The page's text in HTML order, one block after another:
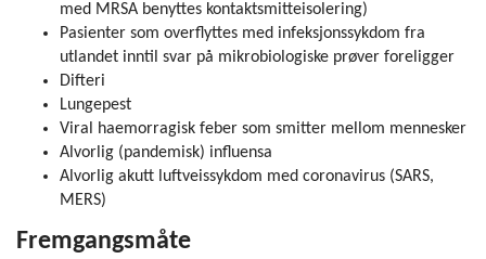
med MRSA benyttes kontaktsmitteisolering)
Pasienter som overflyttes med infeksjonssykdom fra
utlandet inntil svar på mikrobiologiske prøver foreligger
Difteri
Lungepest
Viral haemorragisk feber som smitter mellom mennesker
Alvorlig (pandemisk) influensa
Alvorlig akutt luftveissykdom med coronavirus (SARS,
MERS)